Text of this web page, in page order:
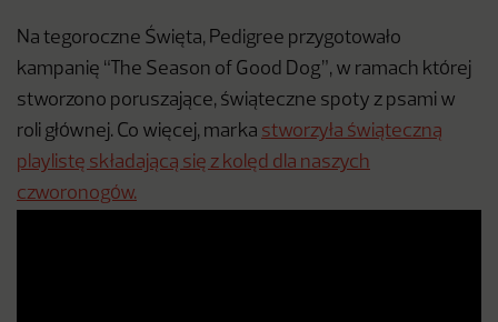
Na tegoroczne Święta, Pedigree przygotowało
kampanię “The Season of Good Dog”, w ramach której
stworzono poruszające, świąteczne spoty z psami w
roli głównej. Co więcej, marka stworzyła świąteczną
playlistę składającą się z kolęd dla naszych
czworonogów.